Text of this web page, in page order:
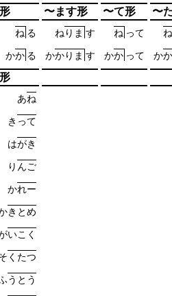
〜ます形 〜て形 〜
ね る ね り ま す ね って ね
かか る かかり ま す かか って かか
あね
き って
はがき
り んご
かれー
き とめ
いこ く
く たつ
う と う